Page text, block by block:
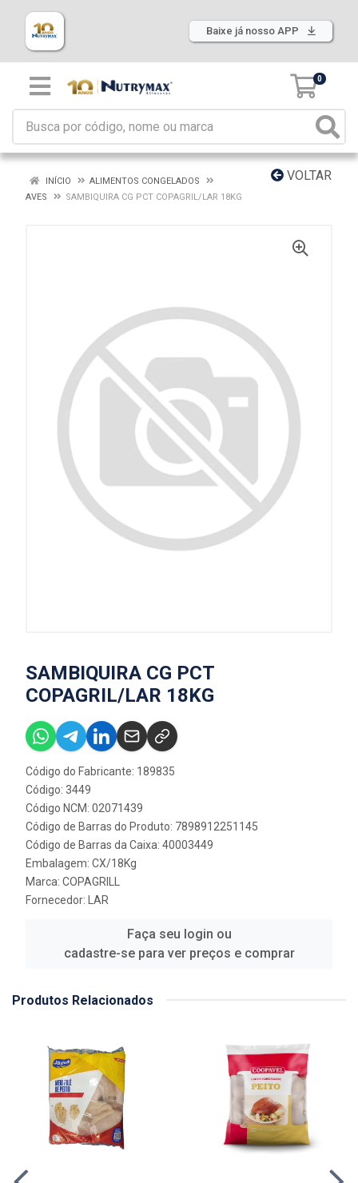
Baixe já nosso APP
0
VOLTAR
INÍCIO
ALIMENTOS CONGELADOS
AVES
SAMBIQUIRA CG PCT COPAGRIL/LAR 18KG
SAMBIQUIRA CG PCT
COPAGRIL/LAR 18KG
Código do Fabricante: 189835
Código: 3449
Código NCM: 02071439
Código de Barras do Produto: 7898912251145
Código de Barras da Caixa: 40003449
Embalagem: CX/18Kg
Marca: COPAGRILL
Fornecedor:
LAR
Faça seu login ou
cadastre-se para ver preços e comprar
Produtos Relacionados